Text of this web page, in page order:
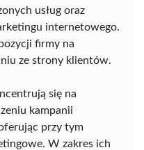
usług oraz
internetowego.
firmy na
ze strony klientów.
się na
kampanii
przy tym
W zakres ich